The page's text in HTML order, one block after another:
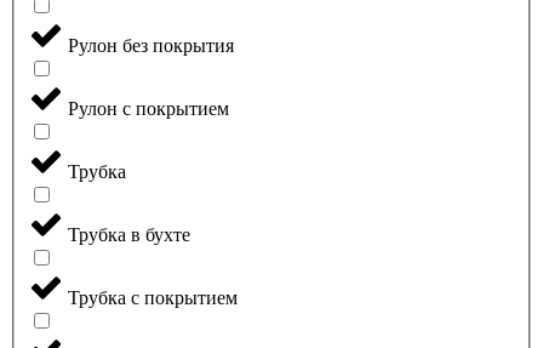
Рулон без покрытия
Рулон с покрытием
Трубка
Трубка в бухте
Трубка с покрытием